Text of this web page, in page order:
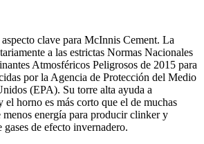
clave para McInnis Cement. La
a las estrictas Normas Nacionales
Atmosféricos Peligrosos de 2015 para
por la Agencia de Protección del Medio
(EPA). Su torre alta ayuda a
el horno es más corto que el de muchas
menos energía para producir clinker y
gases de efecto invernadero.